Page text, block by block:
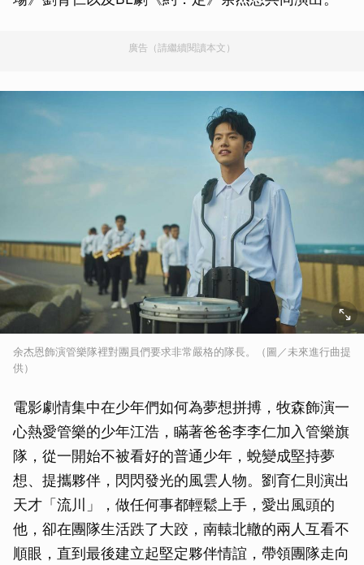
廣告（請繼續閱讀本文）
余杰恩飾演管樂隊裡對團員們要求非常嚴格的隊長。（圖／未來進行曲提
供）
電影劇情集中在少年們如何為夢想拼搏，牧森飾演一
心熱愛管樂的少年江浩，瞞著爸爸李李仁加入管樂旗
隊，從一開始不被看好的普通少年，蛻變成堅持夢
想、提攜夥伴，閃閃發光的風雲人物。劉育仁則演出
天才「流川」，做任何事都輕鬆上手，愛出風頭的
他，卻在團隊生活跌了大跤，南轅北轍的兩人互看不
順眼，直到最後建立起堅定夥伴情誼，帶領團隊走向